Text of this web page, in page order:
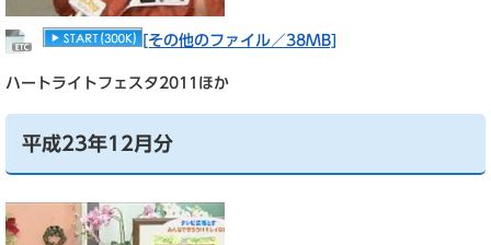
[その他のファイル／38MB]
ハートライトフェスタ2011ほか
平成23年12月分